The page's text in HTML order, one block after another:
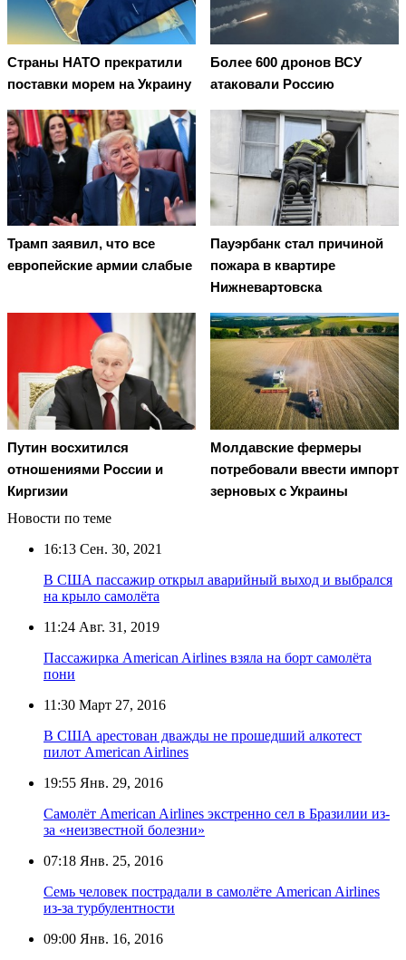
Страны НАТО прекратили
поставки морем на Украину
Более 600 дронов ВСУ
атаковали Россию
Трамп заявил, что все
европейские армии слабые
Пауэрбанк стал причиной
пожара в квартире
Нижневартовска
Путин восхитился
отношениями России и
Киргизии
Молдавские фермеры
потребовали ввести импорт
зерновых с Украины
Новости по теме
16:13 Сен. 30, 2021
В США пассажир открыл аварийный выход и выбрался
на крыло самолёта
11:24 Авг. 31, 2019
Пассажирка American Airlines взяла на борт самолёта
пони
11:30 Март 27, 2016
В США арестован дважды не прошедший алкотест
пилот American Airlines
19:55 Янв. 29, 2016
Самолёт American Airlines экстренно сел в Бразилии из-
за «неизвестной болезни»
07:18 Янв. 25, 2016
Семь человек пострадали в самолёте American Airlines
из-за турбулентности
09:00 Янв. 16, 2016